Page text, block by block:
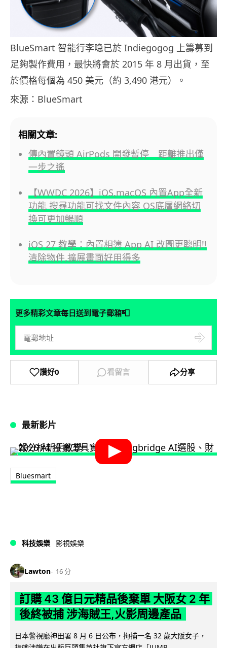
BlueSmart 智能行李喼已於 Indiegogog 上籌募到
足夠製作費用，最快將會於 2015 年 8 月出貨，至
於價格每個為 450 美元（約 3,490 港元）。
來源：BlueSmart
相關文章:
傳內置鏡頭 AirPods 開發暫停 距離推出僅
一步之遙
【WWDC 2026】iOS,macOS 內置App全新
功能 搜尋功能可找文件內容 OS底層網絡切
換可更加暢順
iOS 27 教學：內置相簿 App AI 改圖更聰明!!
清除物件,擴展畫面好用得多
更多精彩文章每日送到電子郵箱📮
讚好0 看留言 分享
最新影片
Bluesmart
科技娛樂 影視娛樂
Lawton 16 分
訂購 43 億日元精品後棄單 大阪女 2 年
後終被捕 涉海賊王,火影周邊產品
日本警視廳神田署 8 月 6 日公布，拘捕一名 32 歲大阪女子，